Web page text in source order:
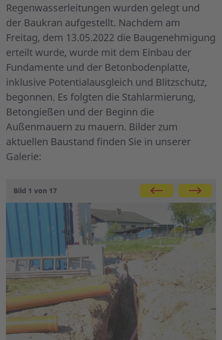
Regenwasserleitungen wurden gelegt und
der Baukran aufgestellt. Nachdem am
Freitag, dem 13.05.2022 die Baugenehmigung
erteilt wurde, wurde mit dem Einbau der
Fundamente und der Betonbodenplatte,
inklusive Potentialausgleich und Blitzschutz,
begonnen. Es folgten die Stahlarmierung,
Betongießen und der Beginn die
Außenmauern zu mauern. Bilder zum
aktuellen Baustand finden Sie in unserer
Galerie:
Galerie
Bild 1 von 17